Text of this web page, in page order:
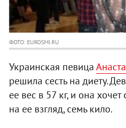
ФОТО: EUROSMI.RU
Украинская певица
решила сесть на диету.
ее вес в 57 кг, и она
на ее взгляд, семь кило.